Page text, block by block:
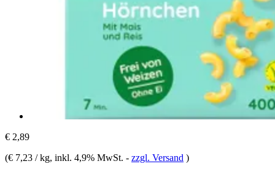
€ 2,89
(€ 7,23 / kg, inkl. 4,9% MwSt. - zzgl. Versand )